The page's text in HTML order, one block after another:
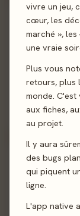
vivre un jeu,
cœur, les
marché »,
une vraie
Plus vous
retours, plus
monde.
aux fiches,
au projet.
Il y aura
des bugs
qui piquent
ligne.
L'app native
2024 · FAMILLE
Secret
2025 · EXPERT ·